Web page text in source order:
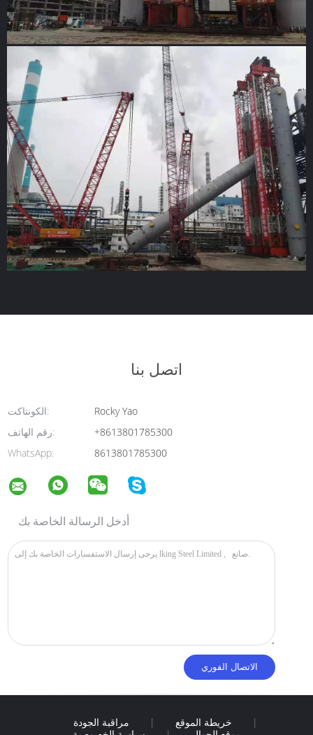
اتصل بنا
الكونتاكت:
Rocky Yao
رقم الهاتف:
+8613801785300
WhatsApp:
8613801785300
أدخل الرسالة الخاصة بك
مراقبة الجودة | خريطة الموقع
|